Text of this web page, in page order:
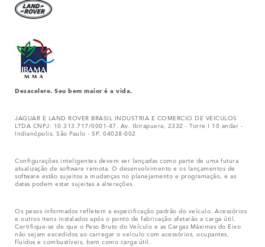
Desacelere. Seu bem maior é a vida.
JAGUAR E LAND ROVER BRASIL INDUSTRIA E COMERCIO DE VEICULOS
LTDA CNPJ: 10.313.717/0001-47. Av. Ibirapuera, 2332 - Torre I 10 andar -
Indianópolis, São Paulo - SP, 04028-002
Configurações inteligentes devem ser lançadas como parte de uma futura
atualização de software remota. O desenvolvimento e os lançamentos de
software estão sujeitos a mudanças no planejamento e programação, e as
datas podem estar sujeitas a alterações.
Os pesos informados refletem a especificação padrão do veículo. Acessórios
e outros itens instalados após o ponto de fabricação afetarão a carga útil.
Certifique-se de que o Peso Bruto do Veículo e as Cargas Máximas do Eixo
não sejam excedidos ao carregar o veículo com acessórios, ocupantes,
fluidos e combustíveis, bem como carga útil.